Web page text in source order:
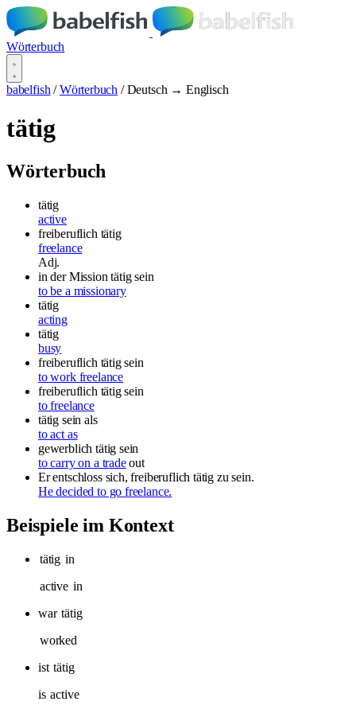
Wörterbuch
babelfish / Wörterbuch / Deutsch → Englisch
tätig
Wörterbuch
tätig
active
freiberuflich tätig
freelance
Adj.
in der Mission tätig sein
to be a missionary
tätig
acting
tätig
busy
freiberuflich tätig sein
to work freelance
freiberuflich tätig sein
to freelance
tätig sein als
to act as
gewerblich tätig sein
to carry on a trade out
Er entschloss sich, freiberuflich tätig zu sein.
He decided to go freelance.
Beispiele im Kontext
tätig in
active in
war tätig
worked
ist tätig
is active